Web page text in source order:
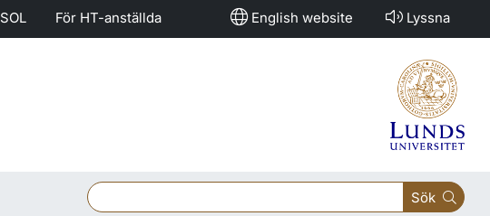
SOL För HT-anställda English website Lyssna
Sök